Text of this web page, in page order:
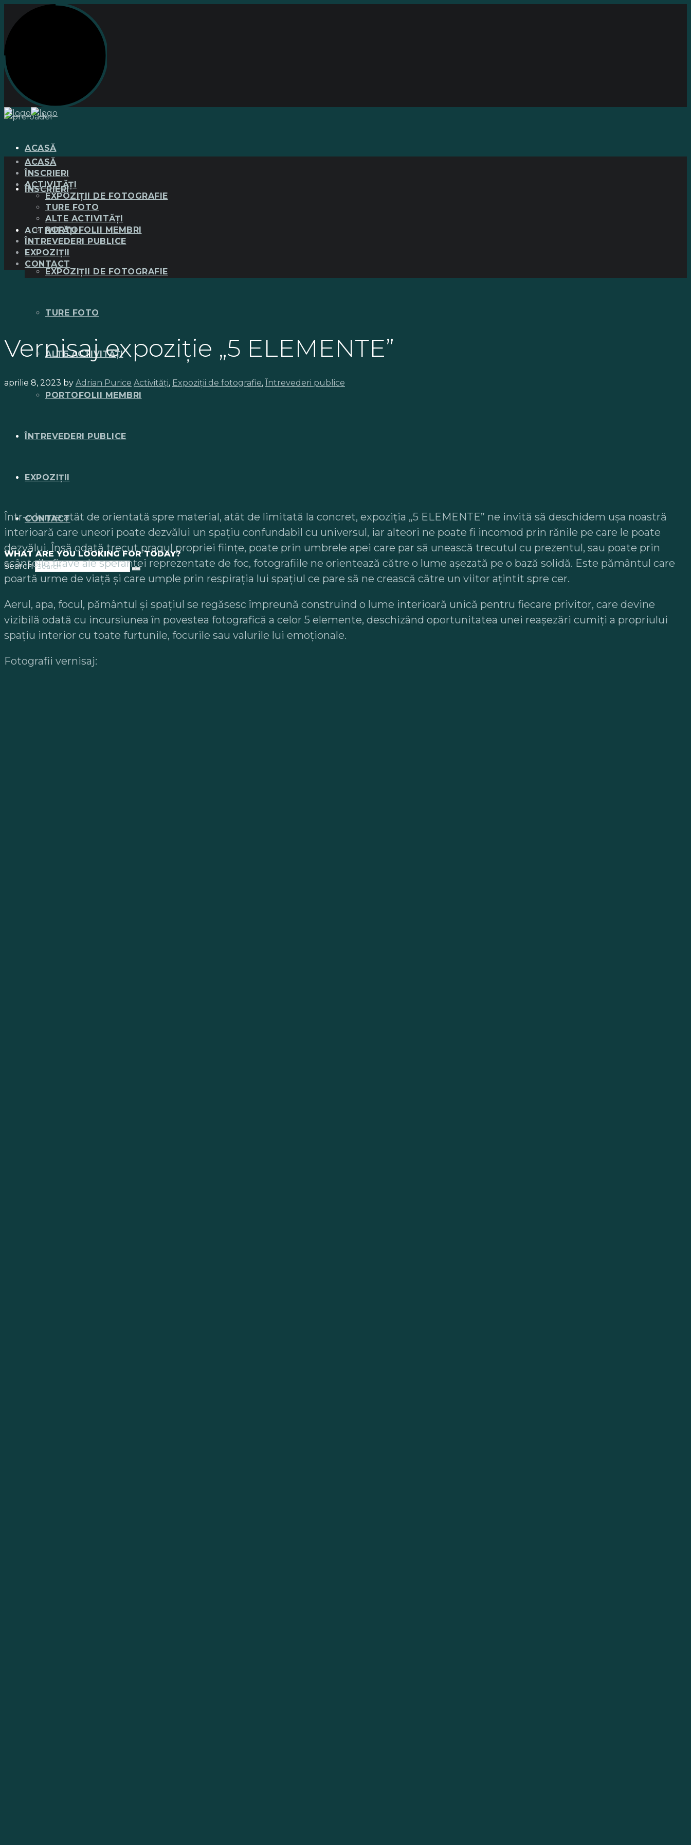
ACASĂ
ÎNSCRIERI
ACTIVITĂȚI
EXPOZIȚII DE FOTOGRAFIE
TURE FOTO
ALTE ACTIVITĂȚI
PORTOFOLII MEMBRI
ÎNTREVEDERI PUBLICE
EXPOZIȚII
CONTACT
WHAT ARE YOU LOOKING FOR TODAY?
Search
ACASĂ
ÎNSCRIERI
ACTIVITĂȚI
EXPOZIȚII DE FOTOGRAFIE
TURE FOTO
ALTE ACTIVITĂȚI
PORTOFOLII MEMBRI
ÎNTREVEDERI PUBLICE
EXPOZIȚII
CONTACT
Vernisaj expoziție „5 ELEMENTE”
aprilie 8, 2023 by Adrian Purice Activități, Expoziții de fotografie, Întrevederi publice
Într-o lume atât de orientată spre material, atât de limitată la concret, expoziția „5 ELEMENTE” ne invită să deschidem ușa noastră
interioară care uneori poate dezvălui un spațiu confundabil cu universul, iar alteori ne poate fi incomod prin rănile pe care le poate
dezvălui. Însă odată trecut pragul propriei ființe, poate prin umbrele apei care par să unească trecutul cu prezentul, sau poate prin
scânteile firave ale speranței reprezentate de foc, fotografiile ne orientează către o lume așezată pe o bază solidă. Este pământul care
poartă urme de viață și care umple prin respirația lui spațiul ce pare să ne crească către un viitor ațintit spre cer.
Aerul, apa, focul, pământul și spațiul se regăsesc împreună construind o lume interioară unică pentru fiecare privitor, care devine
vizibilă odată cu incursiunea în povestea fotografică a celor 5 elemente, deschizând oportunitatea unei reașezări cumiți a propriului
spațiu interior cu toate furtunile, focurile sau valurile lui emoționale.
Fotografii vernisaj: